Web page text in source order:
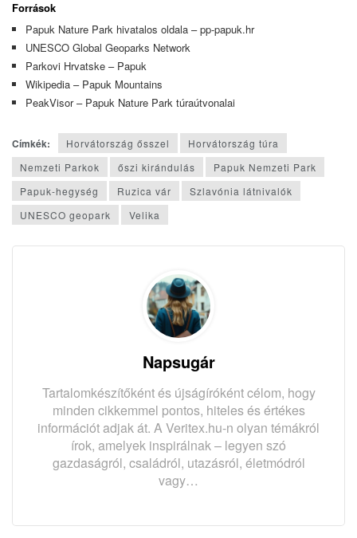
Források
Papuk Nature Park hivatalos oldala – pp-papuk.hr
UNESCO Global Geoparks Network
Parkovi Hrvatske – Papuk
Wikipedia – Papuk Mountains
PeakVisor – Papuk Nature Park túraútvonalai
Címkék: Horvátország ősszel
Horvátország túra
Nemzeti Parkok
őszi kirándulás
Papuk Nemzeti Park
Papuk-hegység
Ruzica vár
Szlavónia látnivalók
UNESCO geopark
Velika
Napsugár
Tartalomkészítőként és újságíróként célom, hogy
minden cikkemmel pontos, hiteles és értékes
információt adjak át. A Veritex.hu-n olyan témákról
írok, amelyek inspirálnak – legyen szó
gazdaságról, családról, utazásról, életmódról
vagy…